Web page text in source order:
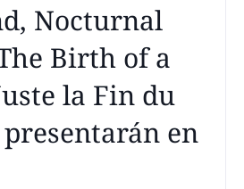
Nocturnal
Birth of a
la Fin du
en